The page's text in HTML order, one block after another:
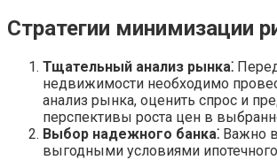
Стратегии минимизации
Тщательный анализ рынка⁚
недвижимости необходимо
анализ рынка, оценить спрос и
перспективы роста цен в
Выбор надежного банка⁚ Важно
выгодными условиями